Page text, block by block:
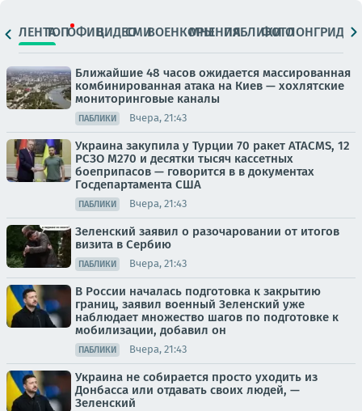
ЛЕНТАТОПОФИЦ.ВИДЕОСМИВОЕНКОРЫМНЕНИЯПАБЛИКИ
ФОТОЛОНГРИДЫ
Ближайшие 48 часов ожидается массированная
комбинированная атака на Киев — хохлятские
мониторинговые каналы
ПАБЛИКИ Вчера, 21:43
Украина закупила у Турции 70 ракет ATACMS, 12
РСЗО M270 и десятки тысяч кассетных
боеприпасов — говорится в в документах
Госдепартамента США
ПАБЛИКИ Вчера, 21:43
Зеленский заявил о разочаровании от итогов
визита в Сербию
ПАБЛИКИ Вчера, 21:43
В России началась подготовка к закрытию
границ, заявил военный Зеленский уже
наблюдает множество шагов по подготовке к
мобилизации, добавил он
ПАБЛИКИ Вчера, 21:43
Украина не собирается просто уходить из
Донбасса или отдавать своих людей, —
Зеленский